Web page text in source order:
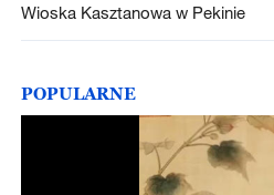
Wioska Kasztanowa w Pekinie
POPULARNE